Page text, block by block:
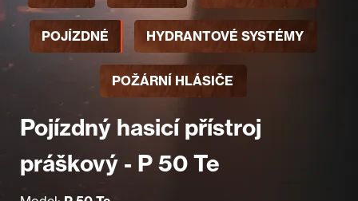
POJÍZDNÉ HYDRANTOVÉ SYSTÉMY
POŽÁRNÍ HLÁSIČE
Pojízdný hasicí přístroj
práškový - P 50 Te